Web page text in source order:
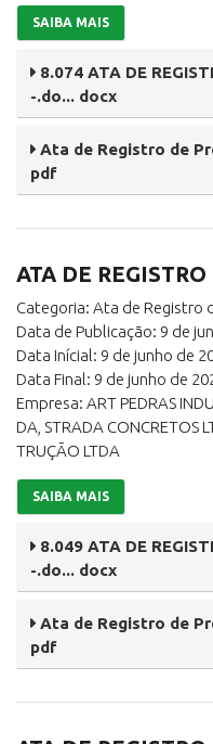
SAIBA MAIS
8.074 ATA DE
-.do... docx
Ata de Registro de
pdf
ATA DE
Categoria: Ata de Registro
Data de Publicação: 9 de
Data Inícial: 9 de junho de
Data Final: 9 de junho de
Empresa: ART PEDRAS
DA, STRADA CONCRETOS
TRUÇÃO LTDA
SAIBA MAIS
8.049 ATA DE
-.do... docx
Ata de Registro de
pdf